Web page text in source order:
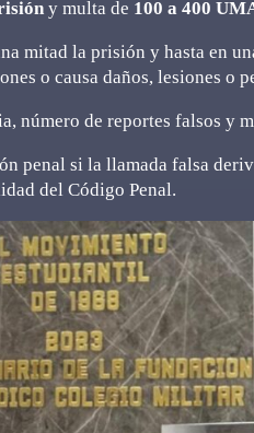
y multa de 100 a 400
mitad la prisión y hasta en
o causa daños, lesiones o
número de reportes falsos y
penal si la llamada falsa
del Código Penal.